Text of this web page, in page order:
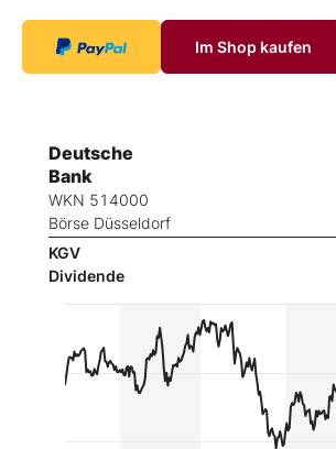
Im Shop kaufen
Deutsche
Bank
WKN 514000
Börse Düsseldorf
KGV
Dividende